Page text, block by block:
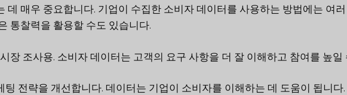
데 매우 중요합니다. 기업이 수집한 소비자 데이터를 사용하는 방법에는 여
통찰력을 활용할 수도 있습니다.
장 조사용. 소비자 데이터는 고객의 요구 사항을 더 잘 이해하고 참여를 높
팅 전략을 개선합니다. 데이터는 기업이 소비자를 이해하는 데 도움이 됩니